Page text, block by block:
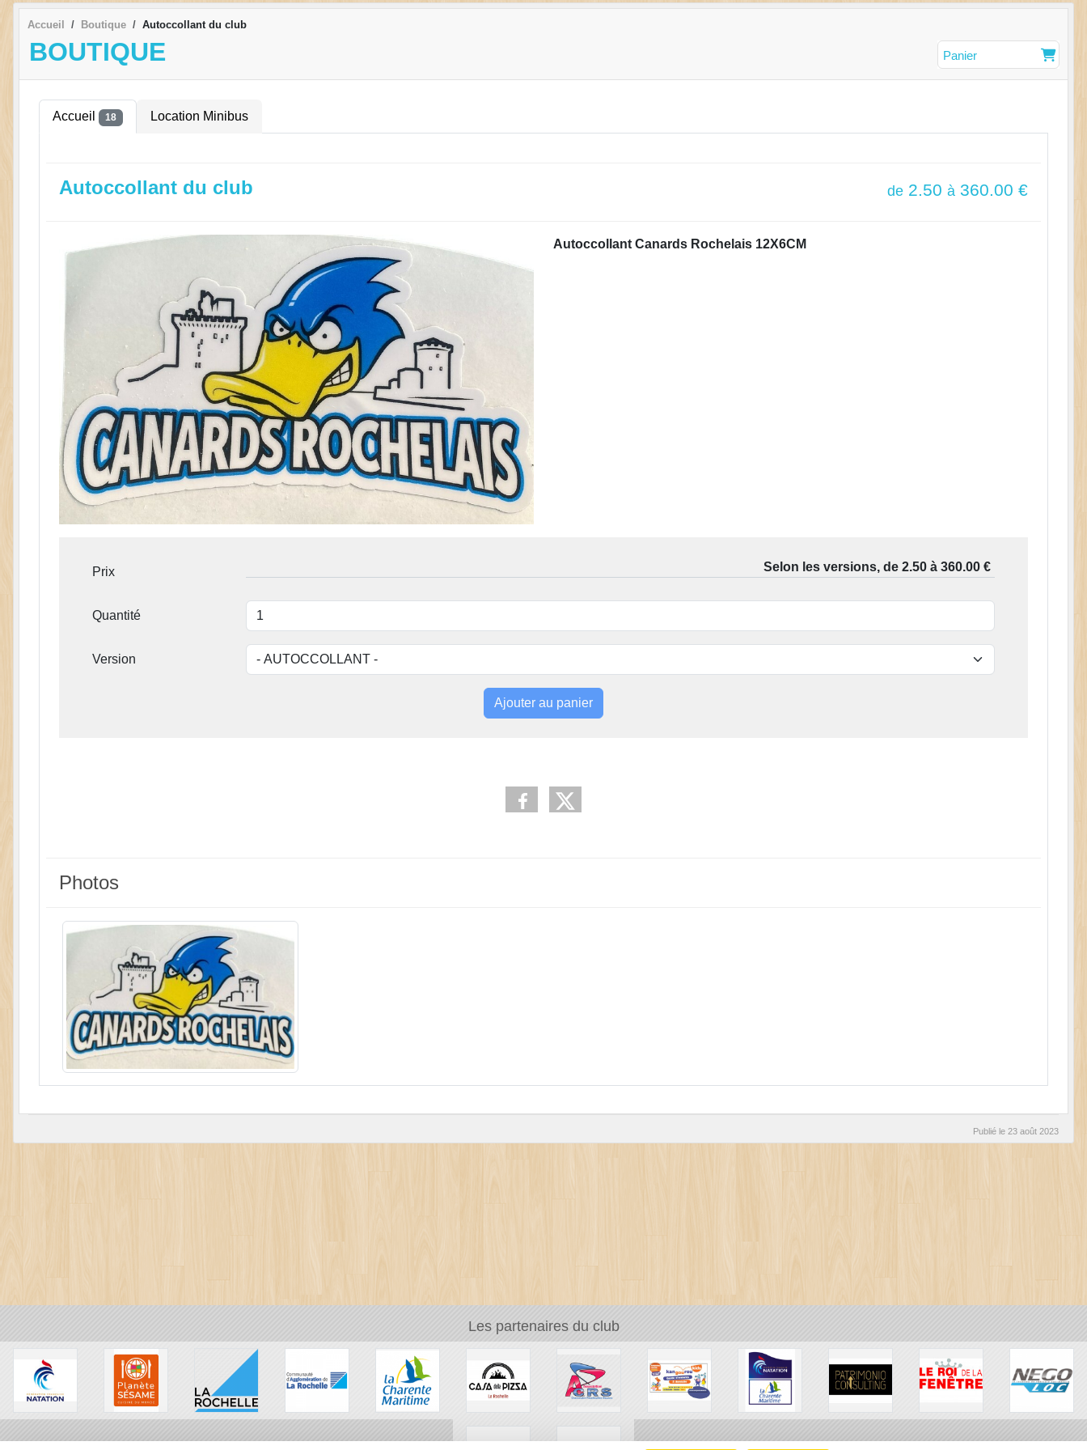
Accueil Boutique Autoccollant du club
BOUTIQUE Panier
Accueil 18 Location Minibus
Autoccollant du club de 2.50 à 360.00 €
Autoccollant Canards Rochelais 12X6CM
Prix
Quantité
Version
Ajouter au panier
Photos
Publié le 23 août 2023
Les partenaires du club